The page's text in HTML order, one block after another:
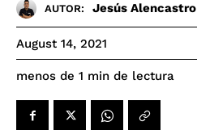
AUTOR: Jesús Alencastro
August 14, 2021
menos de 1 min de lectura